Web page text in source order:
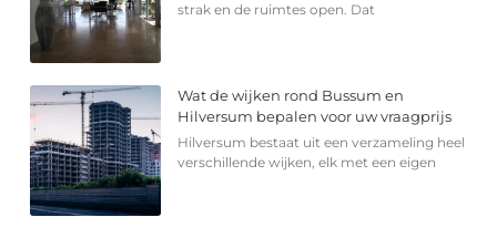
strak en de ruimtes open. Dat
Wat de wijken rond Bussum en
Hilversum bepalen voor uw vraagprijs
Hilversum bestaat uit een verzameling heel
verschillende wijken, elk met een eigen